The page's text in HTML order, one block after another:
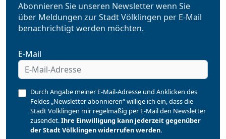
Abonnieren Sie unseren Newsletter wenn Sie
über Meldungen zur Stadt Völklingen per E-Mail
benachrichtigt werden möchten.
E-Mail
Durch Angabe meiner E-Mail-Adresse und Anklicken des
Feldes „Newsletter abonnieren“ willige ich ein, dass die
Stadt Völklingen mir regelmäßig per E-Mail den Newsletter
zusendet.Ihre Einwilligung kann jederzeit gegenüber
der Stadt Völklingen widerrufen werden.